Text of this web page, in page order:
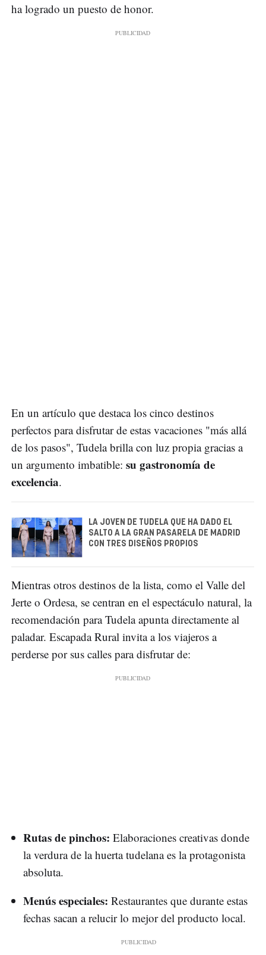
ha logrado un puesto de honor.
En un artículo que destaca los cinco destinos
perfectos para disfrutar de estas vacaciones "más allá
de los pasos", Tudela brilla con luz propia gracias a
un argumento imbatible: su gastronomía de
excelencia.
LA JOVEN DE TUDELA QUE HA DADO EL
SALTO A LA GRAN PASARELA DE MADRID
CON TRES DISEÑOS PROPIOS
Mientras otros destinos de la lista, como el Valle del
Jerte o Ordesa, se centran en el espectáculo natural, la
recomendación para Tudela apunta directamente al
paladar. Escapada Rural invita a los viajeros a
perderse por sus calles para disfrutar de:
Rutas de pinchos: Elaboraciones creativas donde
la verdura de la huerta tudelana es la protagonista
absoluta.
Menús especiales: Restaurantes que durante estas
fechas sacan a relucir lo mejor del producto local.